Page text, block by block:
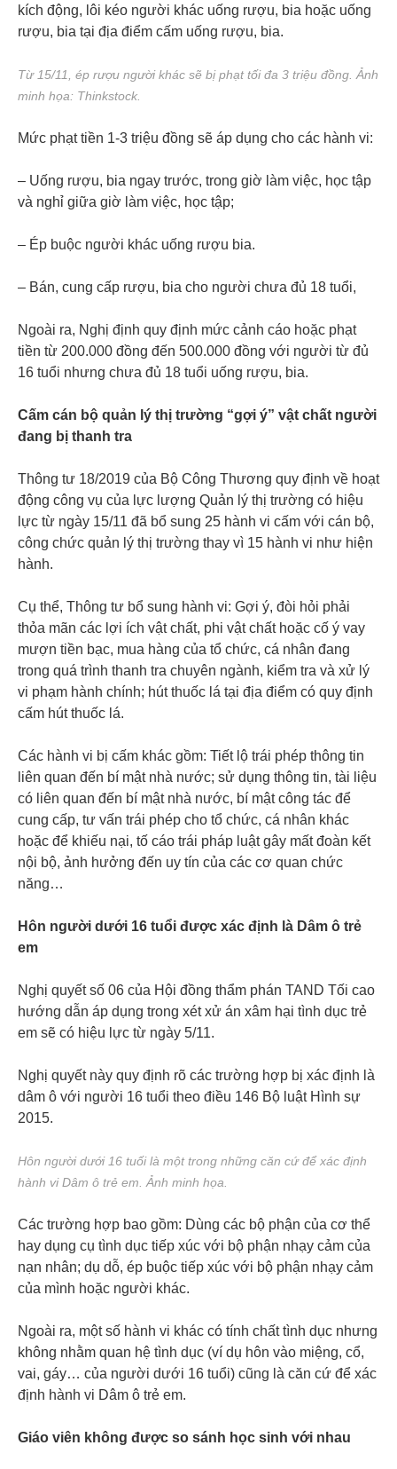
kích động, lôi kéo người khác uống rượu, bia hoặc uống
rượu, bia tại địa điểm cấm uống rượu, bia.
Từ 15/11, ép rượu người khác sẽ bị phạt tối đa 3 triệu đồng. Ảnh
minh họa: Thinkstock.
Mức phạt tiền 1-3 triệu đồng sẽ áp dụng cho các hành vi:
– Uống rượu, bia ngay trước, trong giờ làm việc, học tập
và nghỉ giữa giờ làm việc, học tập;
– Ép buộc người khác uống rượu bia.
– Bán, cung cấp rượu, bia cho người chưa đủ 18 tuổi,
Ngoài ra, Nghị định quy định mức cảnh cáo hoặc phạt
tiền từ 200.000 đồng đến 500.000 đồng với người từ đủ
16 tuổi nhưng chưa đủ 18 tuổi uống rượu, bia.
Cấm cán bộ quản lý thị trường “gợi ý” vật chất người
đang bị thanh tra
Thông tư 18/2019 của Bộ Công Thương quy định về hoạt
động công vụ của lực lượng Quản lý thị trường có hiệu
lực từ ngày 15/11 đã bổ sung 25 hành vi cấm với cán bộ,
công chức quản lý thị trường thay vì 15 hành vi như hiện
hành.
Cụ thể, Thông tư bổ sung hành vi: Gợi ý, đòi hỏi phải
thỏa mãn các lợi ích vật chất, phi vật chất hoặc cố ý vay
mượn tiền bạc, mua hàng của tổ chức, cá nhân đang
trong quá trình thanh tra chuyên ngành, kiểm tra và xử lý
vi phạm hành chính; hút thuốc lá tại địa điểm có quy định
cấm hút thuốc lá.
Các hành vi bị cấm khác gồm: Tiết lộ trái phép thông tin
liên quan đến bí mật nhà nước; sử dụng thông tin, tài liệu
có liên quan đến bí mật nhà nước, bí mật công tác để
cung cấp, tư vấn trái phép cho tổ chức, cá nhân khác
hoặc để khiếu nại, tố cáo trái pháp luật gây mất đoàn kết
nội bộ, ảnh hưởng đến uy tín của các cơ quan chức
năng…
Hôn người dưới 16 tuổi được xác định là Dâm ô trẻ
em
Nghị quyết số 06 của Hội đồng thẩm phán TAND Tối cao
hướng dẫn áp dụng trong xét xử án xâm hại tình dục trẻ
em sẽ có hiệu lực từ ngày 5/11.
Nghị quyết này quy định rõ các trường hợp bị xác định là
dâm ô với người 16 tuổi theo điều 146 Bộ luật Hình sự
2015.
Hôn người dưới 16 tuối là một trong những căn cứ để xác định
hành vi Dâm ô trẻ em. Ảnh minh họa.
Các trường hợp bao gồm: Dùng các bộ phận của cơ thể
hay dụng cụ tình dục tiếp xúc với bộ phận nhạy cảm của
nạn nhân; dụ dỗ, ép buộc tiếp xúc với bộ phận nhạy cảm
của mình hoặc người khác.
Ngoài ra, một số hành vi khác có tính chất tình dục nhưng
không nhằm quan hệ tình dục (ví dụ hôn vào miệng, cổ,
vai, gáy… của người dưới 16 tuổi) cũng là căn cứ để xác
định hành vi Dâm ô trẻ em.
Giáo viên không được so sánh học sinh với nhau